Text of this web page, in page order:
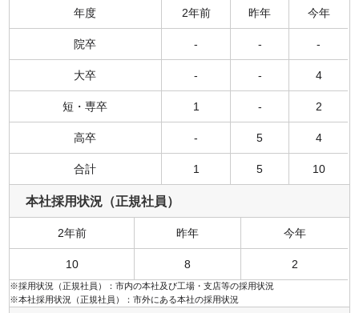
年度 2年前 昨年 今年
院卒 - - -
大卒 - - 4
短・専卒 1 - 2
高卒 - 5 4
合計 1 5 10
本社採用状況（正規社員）
2年前 昨年 今年
10 8 2
※採用状況（正規社員）：市内の本社及び工場・支店等の採用状況
※本社採用状況（正規社員）：市外にある本社の採用状況